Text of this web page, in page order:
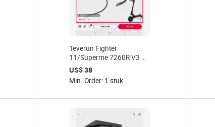
Teverun Fighter
11/Superme 7260R V3 V4
V5 V6 LED koplamp en
2000W motor
US$ 38
Min. Order: 1 stuk